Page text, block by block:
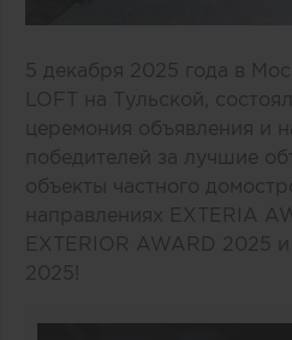
5 декабря 2025 года в
LOFT на Тульской,
церемония объявления и
победителей за лучшие
объекты частного
направлениях EXTERIA
EXTERIOR AWARD 2025
2025!